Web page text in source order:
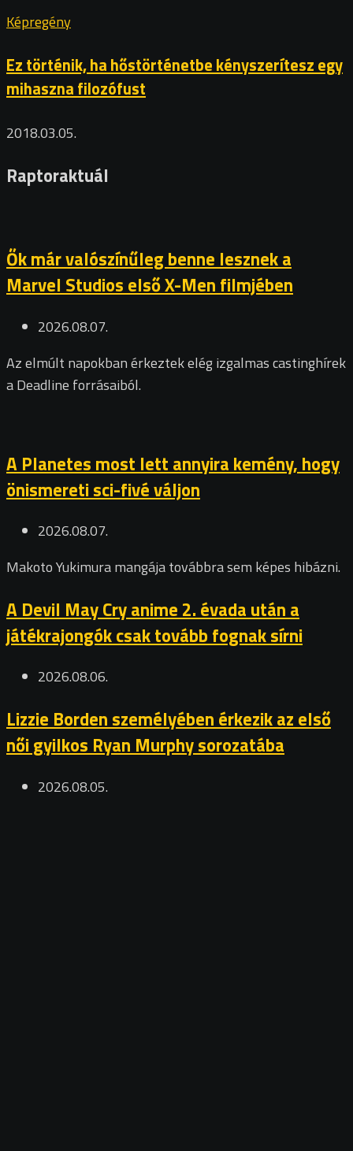
Képregény
Ez történik, ha hőstörténetbe kényszerítesz egy
mihaszna filozófust
2018.03.05.
Raptoraktuál
Ők már valószínűleg benne lesznek a
Marvel Studios első X-Men filmjében
2026.08.07.
Az elmúlt napokban érkeztek elég izgalmas castinghírek
a Deadline forrásaiból.
A Planetes most lett annyira kemény, hogy
önismereti sci-fivé váljon
2026.08.07.
Makoto Yukimura mangája továbbra sem képes hibázni.
A Devil May Cry anime 2. évada után a
játékrajongók csak tovább fognak sírni
2026.08.06.
Lizzie Borden személyében érkezik az első
női gyilkos Ryan Murphy sorozatába
2026.08.05.